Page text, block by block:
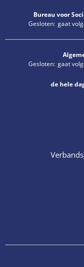
Bureau voor
Klik om extra
Gesloten: gaat
Klik om extra
Gesloten: gaat
de hele